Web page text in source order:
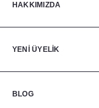
HAKKIMIZDA
YENİ ÜYELİK
BLOG